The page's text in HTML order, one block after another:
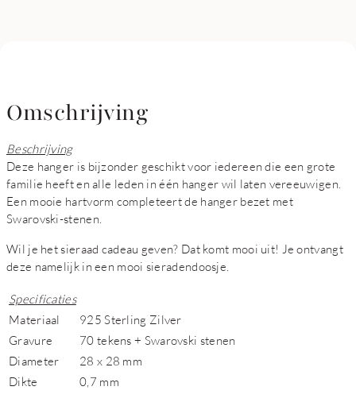
Omschrijving
Beschrijving
Deze hanger is bijzonder geschikt voor iedereen die een grote
familie heeft en alle leden in één hanger wil laten vereeuwigen.
Een mooie hartvorm completeert de hanger bezet met
Swarovski-stenen.
Wil je het sieraad cadeau geven? Dat komt mooi uit! Je ontvangt
deze namelijk in een mooi sieradendoosje.
Specificaties
Materiaal
925 Sterling Zilver
Gravure
70 tekens + Swarovski stenen
Diameter
28 x 28 mm
Dikte
0,7 mm